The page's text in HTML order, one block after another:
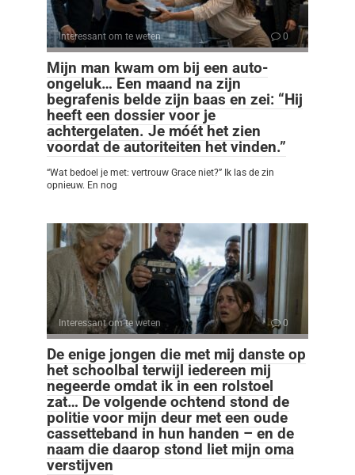
Interessant om te weten 0
Mijn man kwam om bij een auto-
ongeluk… Een maand na zijn
begrafenis belde zijn baas en zei: “Hij
heeft een dossier voor je
achtergelaten. Je móét het zien
voordat de autoriteiten het vinden.”
“Wat bedoel je met: vertrouw Grace niet?” Ik las de zin
opnieuw. En nog
Interessant om te weten 0
De enige jongen die met mij danste op
het schoolbal terwijl iedereen mij
negeerde omdat ik in een rolstoel
zat… De volgende ochtend stond de
politie voor mijn deur met een oude
cassetteband in hun handen – en de
naam die daarop stond liet mijn oma
verstijven